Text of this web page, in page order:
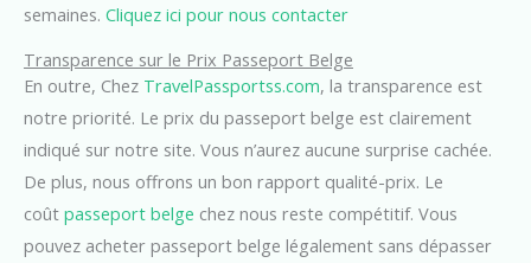
semaines. Cliquez ici pour nous contacter
Transparence sur le Prix Passeport Belge
En outre, Chez TravelPassportss.com, la transparence est
notre priorité. Le prix du passeport belge est clairement
indiqué sur notre site. Vous n’aurez aucune surprise cachée.
De plus, nous offrons un bon rapport qualité-prix. Le
coût passeport belge chez nous reste compétitif. Vous
pouvez acheter passeport belge légalement sans dépasser